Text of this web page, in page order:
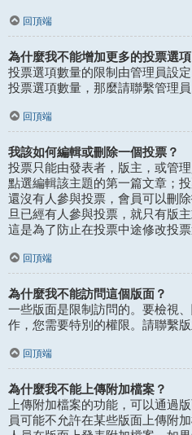
回頂端
為什麼我不能增加更多的投票選項
投票選項數量的限制由管理員設
投票選項數量，那麼請聯繫管理員
回頂端
我該如何編輯或刪除一個投票？
投票只能由發表者，版主，或管
點選編輯該主題的第一篇文章；
還沒有人參與投票，會員可以刪
旦已經有人參與投票，就只有版
這是為了防止在投票中途修改投票
回頂端
為什麼我不能訪問這個版面？
一些版面是限制訪問的。要檢視
作，您需要特別的權限。請聯繫
回頂端
為什麼我不能上傳附加檔案？
上傳附加檔案的功能，可以通過
員可能不允許在某些版面上傳附